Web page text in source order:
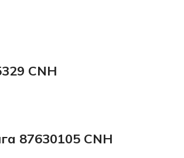
CNH
87630105 CNH